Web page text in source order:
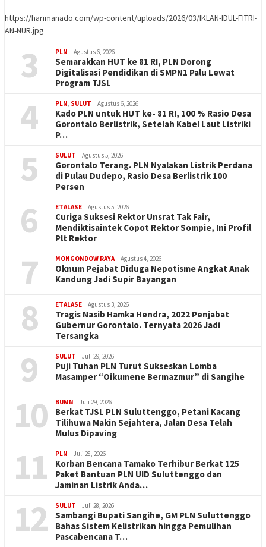
https://harimanado.com/wp-content/uploads/2026/03/IKLAN-IDUL-FITRI-
AN-NUR.jpg
3 PLN Agustus 6, 2026
Semarakkan HUT ke 81 RI, PLN Dorong
Digitalisasi Pendidikan di SMPN1 Palu Lewat
Program TJSL
4 PLN, SULUT Agustus 6, 2026
Kado PLN untuk HUT ke- 81 RI, 100 % Rasio Desa
Gorontalo Berlistrik, Setelah Kabel Laut Listriki
P…
5 SULUT Agustus 5, 2026
Gorontalo Terang. PLN Nyalakan Listrik Perdana
di Pulau Dudepo, Rasio Desa Berlistrik 100
Persen
6 ETALASE Agustus 5, 2026
Curiga Suksesi Rektor Unsrat Tak Fair,
Mendiktisaintek Copot Rektor Sompie, Ini Profil
Plt Rektor
7 MONGONDOW RAYA Agustus 4, 2026
Oknum Pejabat Diduga Nepotisme Angkat Anak
Kandung Jadi Supir Bayangan
8 ETALASE Agustus 3, 2026
Tragis Nasib Hamka Hendra, 2022 Penjabat
Gubernur Gorontalo. Ternyata 2026 Jadi
Tersangka
9 SULUT Juli 29, 2026
Puji Tuhan PLN Turut Sukseskan Lomba
Masamper “Oikumene Bermazmur” di Sangihe
10 BUMN Juli 29, 2026
Berkat TJSL PLN Suluttenggo, Petani Kacang
Tilihuwa Makin Sejahtera, Jalan Desa Telah
Mulus Dipaving
11 PLN Juli 28, 2026
Korban Bencana Tamako Terhibur Berkat 125
Paket Bantuan PLN UID Suluttenggo dan
Jaminan Listrik Anda…
12 SULUT Juli 28, 2026
Sambangi Bupati Sangihe, GM PLN Suluttenggo
Bahas Sistem Kelistrikan hingga Pemulihan
Pascabencana T…